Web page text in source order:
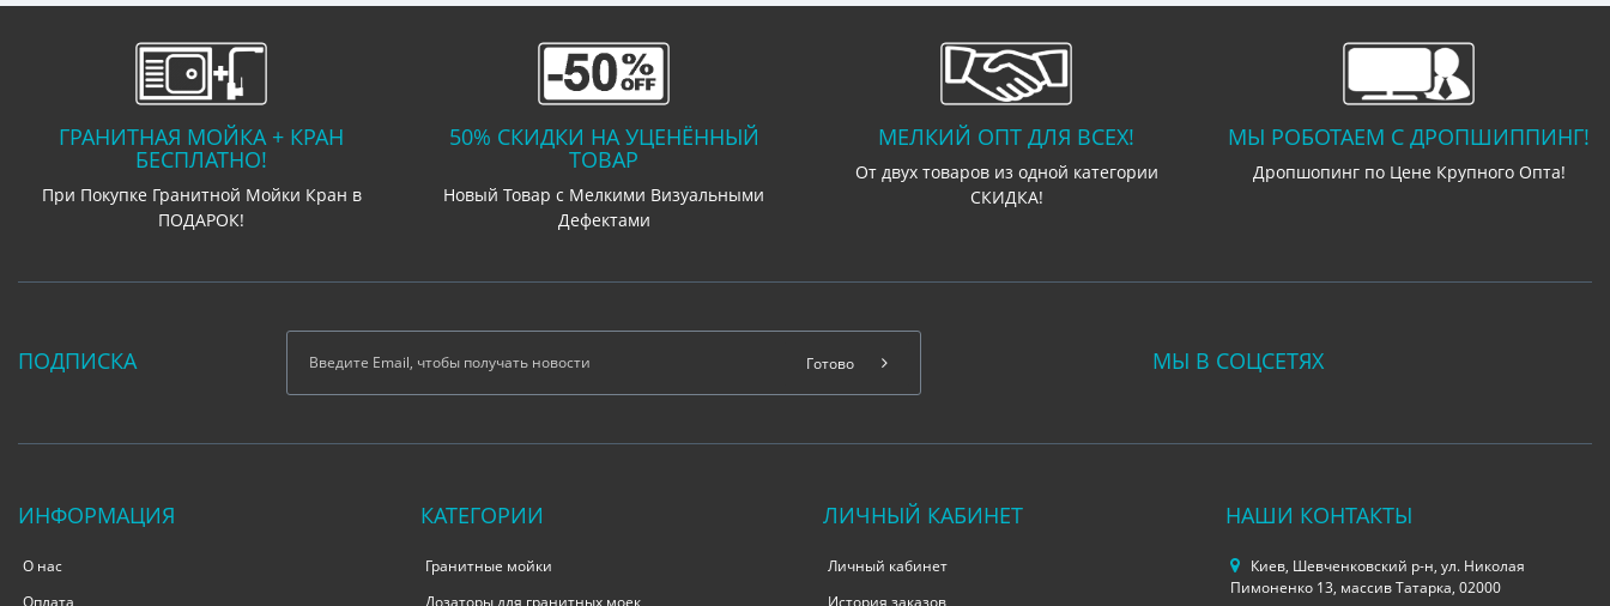
ГРАНИТНАЯ МОЙКА + КРАН
БЕСПЛАТНО!
При Покупке Гранитной Мойки Кран в
ПОДАРОК!
50% СКИДКИ НА УЦЕНЁННЫЙ
ТОВАР
Новый Товар с Мелкими Визуальными
Дефектами
МЕЛКИЙ ОПТ ДЛЯ ВСЕХ!
От двух товаров из одной категории
СКИДКА!
МЫ РОБОТАЕМ С ДРОПШИППИНГ!
Дропшопинг по Цене Крупного Опта!
ПОДПИСКА Готово МЫ В СОЦСЕТЯХ
ИНФОРМАЦИЯ
О нас
Оплата
КАТЕГОРИИ
Гранитные мойки
Дозаторы для гранитных моек
ЛИЧНЫЙ КАБИНЕТ
Личный кабинет
История заказов
НАШИ КОНТАКТЫ
Киев, Шевченковский р-н, ул. Николая
Пимоненко 13, массив Татарка, 02000